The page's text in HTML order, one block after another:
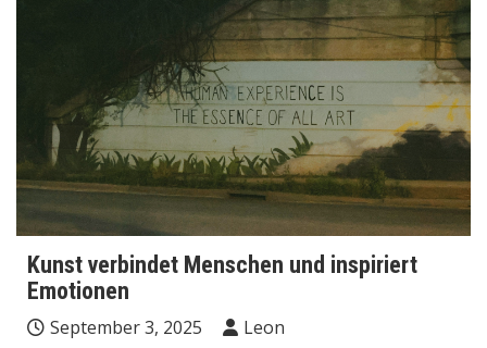
Kunst verbindet Menschen und inspiriert
Emotionen
September 3, 2025
Leon